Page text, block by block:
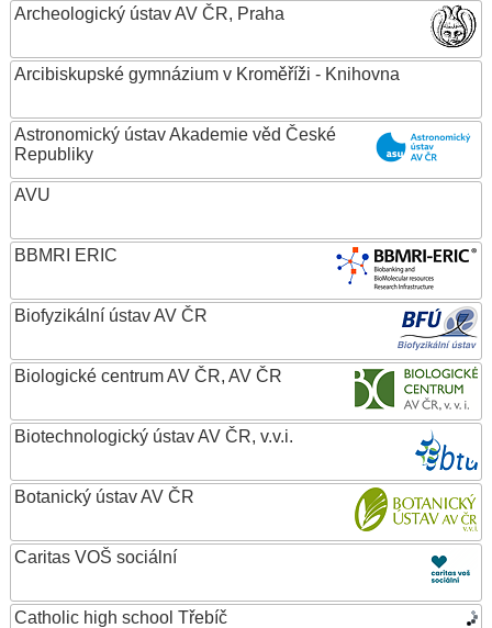
Archeologický ústav AV ČR, Praha
Arcibiskupské gymnázium v Kroměříži - Knihovna
Astronomický ústav Akademie věd České
Republiky
AVU
BBMRI ERIC
Biofyzikální ústav AV ČR
Biologické centrum AV ČR, AV ČR
Biotechnologický ústav AV ČR, v.v.i.
Botanický ústav AV ČR
Caritas VOŠ sociální
Catholic high school Třebíč